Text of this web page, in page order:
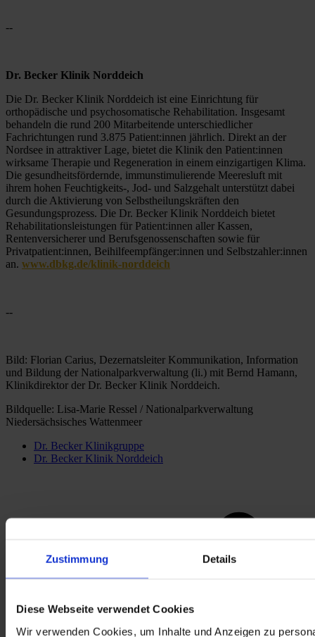
Zustimmung Details
Diese Webseite verwendet Cookies
Wir verwenden Cookies, um Inhalte und Anzeigen zu
--
Dr. Becker Klinik Norddeich
Die Dr. Becker Klinik Norddeich ist eine Einrichtung für
orthopädische und psychosomatische Rehabilitation. Insgesamt
behandeln die rund 200 Mitarbeitende unterschiedlicher
Fachrichtungen rund 3.875 Patient:innen jährlich. Direkt an der
Nordsee in attraktiver Lage, bietet die Klinik den Patient:innen
wirksame Therapie und Regeneration in einem einzigartigen Klima.
Die gesundheitsfördernde, immunstimulierende Meeresluft mit
ihrem hohen Feuchtigkeits-, Jod- und Salzgehalt unterstützt dabei
durch die Aktivierung von Selbstheilungskräften den
Gesundungsprozess. Die Dr. Becker Klinik Norddeich bietet
Rehabilitationsleistungen für Patient:innen aller Kassen,
Rentenversicherer und Berufsgenossenschaften sowie für
Privatpatient:innen, Beihilfeempfänger:innen und Selbstzahler:innen
an. www.dbkg.de/klinik-norddeich
--
Bild: Florian Carius, Dezernatsleiter Kommunikation, Information
und Bildung der Nationalparkverwaltung (li.) mit Bernd Hamann,
Klinikdirektor der Dr. Becker Klinik Norddeich.
Bildquelle: Lisa-Marie Ressel / Nationalparkverwaltung
Niedersächsisches Wattenmeer
Dr. Becker Klinikgruppe
Dr. Becker Klinik Norddeich